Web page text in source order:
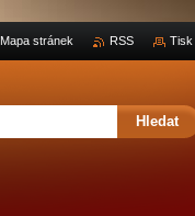
Mapa stránek RSS Tisk